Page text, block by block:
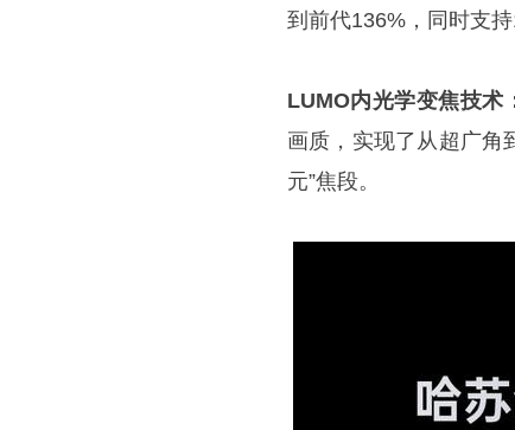
到前代136%，同时支
LUMO内光学变焦技术
画质，实现了从超广角
元”焦段。